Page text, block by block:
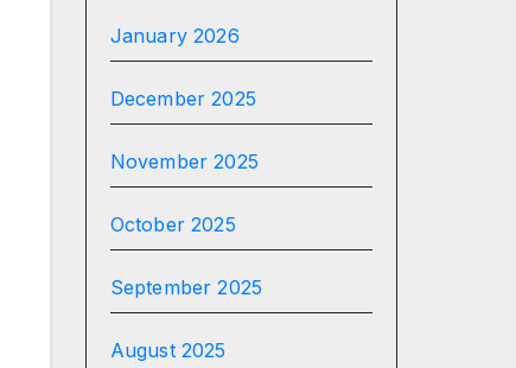
January 2026
December 2025
November 2025
October 2025
September 2025
August 2025